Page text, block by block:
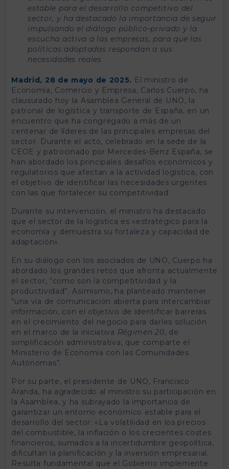
estable para el desarrollo competitivo del
sector, y ha destacado la importancia de seguir
impulsando el diálogo público-privado y la
escucha activa a las empresas, para que las
políticas adoptadas respondan a sus
necesidades reales
Madrid, 28 de mayo de 2025. El ministro de
Economía, Comercio y Empresa, Carlos Cuerpo, ha
clausurado hoy la Asamblea General de UNO, la
patronal de logística y transporte de España, en un
encuentro que ha congregado a más de un
centenar de líderes de las principales empresas del
sector. Durante el acto, celebrado en la sede de la
CEOE y patrocinado por Mercedes-Benz España, se
han abordado los principales desafíos económicos y
regulatorios que afectan a la actividad logística, con
el objetivo de identificar las necesidades urgentes
con las que fortalecer su competitividad.
Durante su intervención, el ministro ha destacado
que el sector de la logística es «estratégico para la
economía y demuestra su fortaleza y capacidad de
adaptación».
En su diálogo con los asociados de UNO, Cuerpo ha
abordado los grandes retos que afronta actualmente
el sector, “como son la competitividad y la
productividad”. Asimismo, ha planteado mantener
“una vía de comunicación abierta para intercambiar
información, con el objetivo de identificar barreras
en el crecimiento del negocio para darles solución
en el marco de la iniciativa Régimen 20, de
simplificación administrativa, que comparte el
Ministerio de Economía con las Comunidades
Autónomas”.
Por su parte, el presidente de UNO, Francisco
Aranda, ha agradecido al ministro su participación en
la Asamblea, y ha subrayado la importancia de
garantizar un entorno económico estable para el
desarrollo del sector: «La volatilidad en los precios
del combustible, la inflación o los crecientes costes
financieros, sumados a la incertidumbre geopolítica,
dificultan la planificación y la inversión empresarial.
Resulta fundamental que el Gobierno implemente